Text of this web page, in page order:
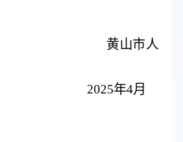
山市人
年4月